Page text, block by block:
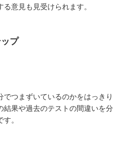
意見も見受けられます。
プ
でつまずいているのかをはっきり
結果や過去のテストの間違いを分
。